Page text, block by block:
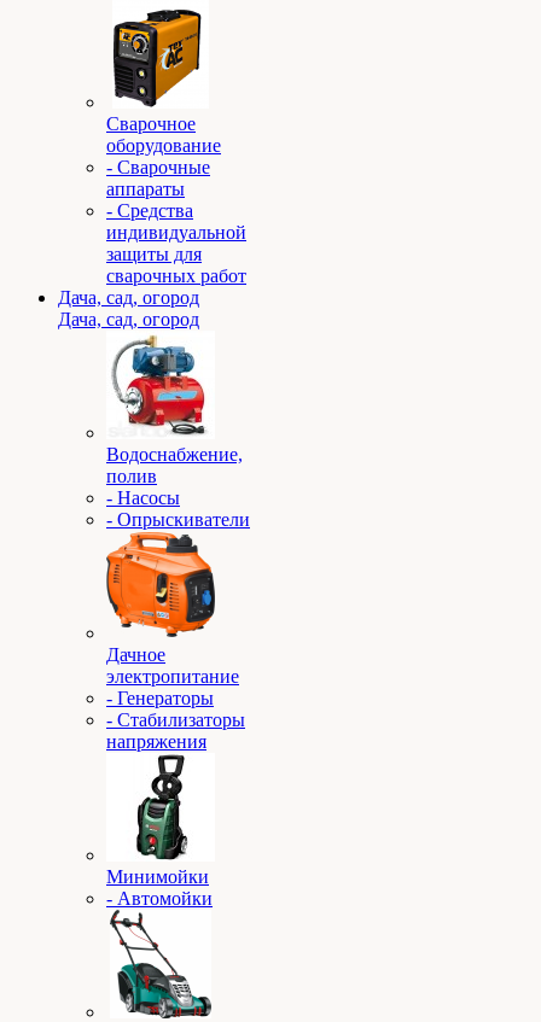
Сварочное
оборудование
- Сварочные
аппараты
- Средства
индивидуальной
защиты для
сварочных работ
Дача, сад, огород
Дача, сад, огород
Водоснабжение,
полив
- Насосы
- Опрыскиватели
Дачное
электропитание
- Генераторы
- Стабилизаторы
напряжения
Минимойки
- Автомойки